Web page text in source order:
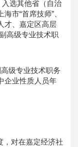
入选其他省（自治
市“首席技师”、
才、嘉定区高层
高级专业技术职
级专业技术职务
企业性质人员年
，对在嘉定经济社